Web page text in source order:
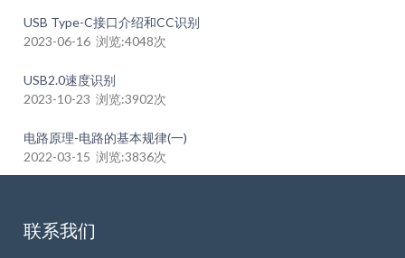
USB Type-C接口介绍和CC识别
2023-06-16 浏览:4048次
USB2.0速度识别
2023-10-23 浏览:3902次
电路原理-电路的基本规律(一)
2022-03-15 浏览:3836次
联系我们